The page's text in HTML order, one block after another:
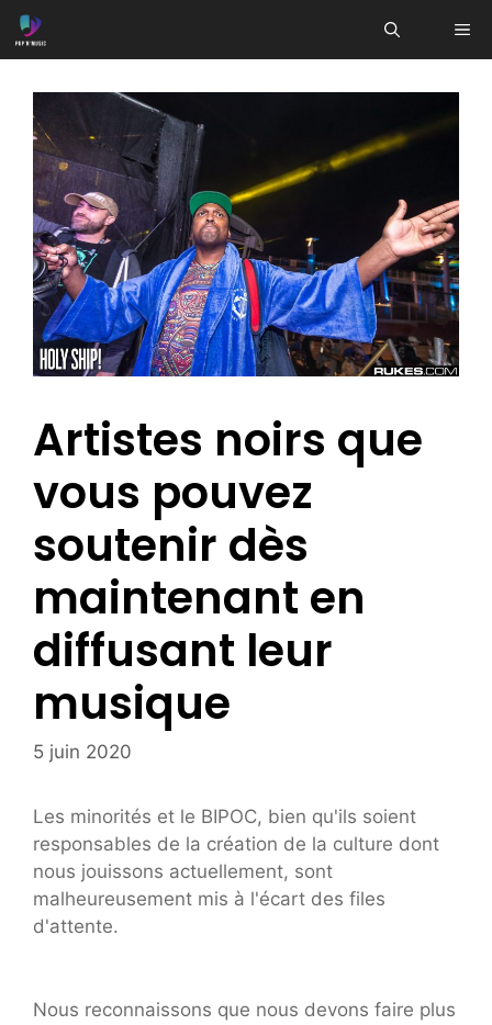
Aller
au
Artistes noirs que
vous pouvez
soutenir dès
maintenant en
diffusant leur
musique
5 juin 2020
Les minorités et le BIPOC, bien qu'ils soient
responsables de la création de la culture dont
nous jouissons actuellement, sont
malheureusement mis à l'écart des files
d'attente.
Nous reconnaissons que nous devons faire plus